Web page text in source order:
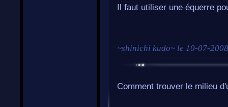
Il faut utiliser une équerre
~shinichi kudo~ le 10-07-
Comment trouver le milieu